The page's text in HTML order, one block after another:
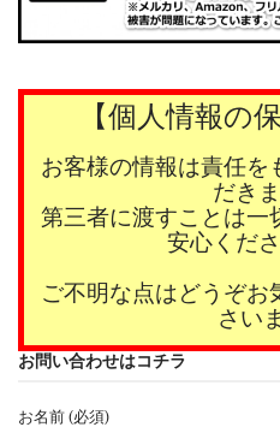
【個人情報の
お客様の情報は責任を
だきま
第三者に渡すことは一
安心くださ
ご不明な点はどうぞお
さい
お問い合わせはコチラ
お名前 (必須)